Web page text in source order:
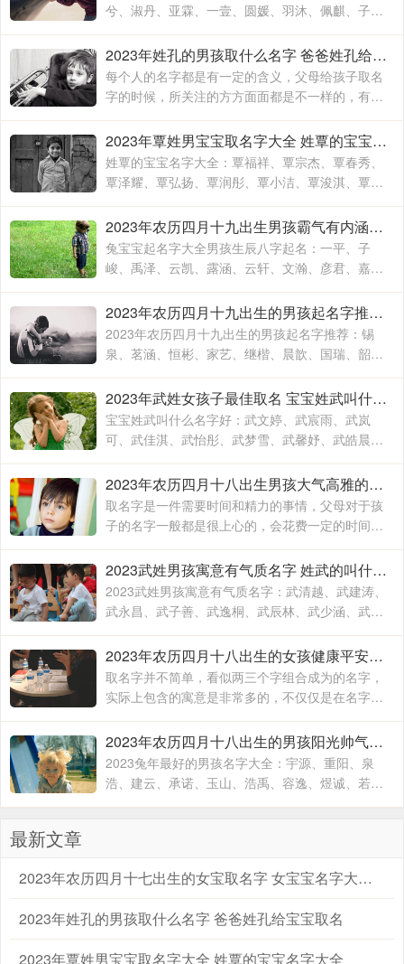
兮、淑丹、亚霖、一壹、圆媛、羽沐、佩麒、子
卉、冰馨、伶瑶、青霖、翠云、雯雨、可菡、宸
佑、书玮、彤晴、禾木
2023年姓孔的男孩取什么名字 爸爸姓孔给宝宝取名
每个人的名字都是有一定的含义，父母给孩子取名
字的时候，所关注的方方面面都是不一样的，有的
时候就算是同名同姓的人，相信所展现出来的寓意
也是有所不同的，这主要要看父母对于孩子的期待
和要求
2023年覃姓男宝宝取名字大全 姓覃的宝宝名字大全
姓覃的宝宝名字大全：覃福祥、覃宗杰、覃春秀、
覃泽耀、覃弘扬、覃润彤、覃小洁、覃浚淇、覃炳
坤、覃玉阳、覃宗宝、覃兴隆、覃天予、覃欣君、
覃瑞源、覃吉米、覃熙
2023年农历四月十九出生男孩霸气有内涵的名字 兔宝宝起名字大全男孩生辰八字起名
兔宝宝起名字大全男孩生辰八字起名：一平、子
峻、禹泽、云凯、露涵、云轩、文瀚、彦君、嘉
林、霄云、子栋、亦心、梓玉、洛伊、宸溪、浩
明、沐一、浚泽、智豪、鑫磊
2023年农历四月十九出生的男孩起名字推荐 兔年男孩名字2023年名字大全
2023年农历四月十九出生的男孩起名字推荐：锡
泉、茗涵、恒彬、家艺、继楷、晨歆、国瑞、韶
涵、融淳、道明、一惟、智铭、佳洛、奕谨、君
然、明杨、冠泽、晓锋、
2023年武姓女孩子最佳取名 宝宝姓武叫什么名字好
宝宝姓武叫什么名字好：武文婷、武宸雨、武岚
可、武佳淇、武怡彤、武梦雪、武馨妤、武皓晨、
武楚妍、武子懿、武宸羽、武思敏、武梓榆、武思
诺、武奕君、武涵雨、武
2023年农历四月十八出生男孩大气高雅的名字 2023年男孩姓名大全
取名字是一件需要时间和精力的事情，父母对于孩
子的名字一般都是很上心的，会花费一定的时间和
精力去取，毕竟不出意外的话，一个名字会伴随孩
子的出生到结束，贯穿孩子的一生
2023武姓男孩寓意有气质名字 姓武的叫什么名字
2023武姓男孩寓意有气质名字：武清越、武建涛、
武永昌、武子善、武逸桐、武辰林、武少涵、武月
桐、武梓橙、武进平、武云志、武红伟、武梓栎、
武一纯、武润洁、
2023年农历四月十八出生的女孩健康平安的名字 兔年出生适合女孩子的名字
取名字并不简单，看似两三个字组合成为的名字，
实际上包含的寓意是非常多的，不仅仅是在名字的
文字组合搭配方面，对于名字的内在含义方面也有
着不一样的寓意，一个名字究竟取的好不好
2023年农历四月十八出生的男孩阳光帅气的名字 2023兔年最好的男孩名字大全
2023兔年最好的男孩名字大全：宇源、重阳、泉
浩、建云、承诺、玉山、浩禹、容逸、煜诚、若
天、融凯、溢涵、德权、书远、沐霜、登峰、洪
最新文章
2023年农历四月十七出生的女宝取名字 女宝宝名字大全2023属兔
2023年姓孔的男孩取什么名字 爸爸姓孔给宝宝取名
2023年覃姓男宝宝取名字大全 姓覃的宝宝名字大全